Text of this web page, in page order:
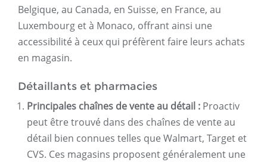
Belgique, au Canada, en Suisse, en France, au
Luxembourg et à Monaco, offrant ainsi une
accessibilité à ceux qui préfèrent faire leurs achats
en magasin.
Détaillants et pharmacies
Principales chaînes de vente au détail : Proactiv
peut être trouvé dans des chaînes de vente au
détail bien connues telles que Walmart, Target et
CVS. Ces magasins proposent généralement une